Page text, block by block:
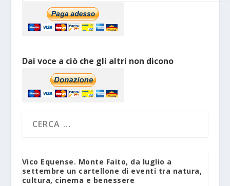
Dai voce a ciò che gli altri non dicono
Vico Equense. Monte Faito, da luglio a
settembre un cartellone di eventi tra natura,
cultura, cinema e benessere